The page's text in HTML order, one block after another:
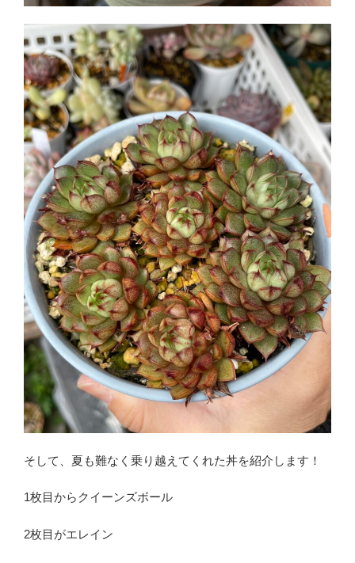
そして、夏も難なく乗り越えてくれた丼を紹介します！
1枚目からクイーンズボール
2枚目がエレイン